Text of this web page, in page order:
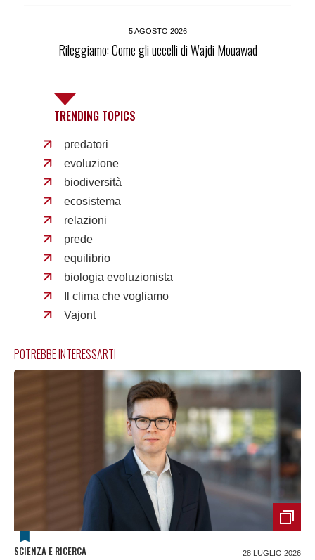
5 AGOSTO 2026
Rileggiamo: Come gli uccelli di Wajdi Mouawad
TRENDING TOPICS
predatori
evoluzione
biodiversità
ecosistema
relazioni
prede
equilibrio
biologia evoluzionista
Il clima che vogliamo
Vajont
POTREBBE INTERESSARTI
SCIENZA E RICERCA 28 LUGLIO 2026